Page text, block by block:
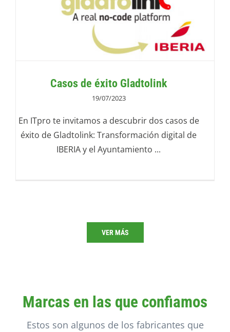
Casos de éxito Gladtolink
19/07/2023
En ITpro te invitamos a descubrir dos casos de
éxito de Gladtolink: Transformación digital de
IBERIA y el Ayuntamiento ...
VER MÁS
Marcas en las que confiamos
Estos son algunos de los fabricantes que